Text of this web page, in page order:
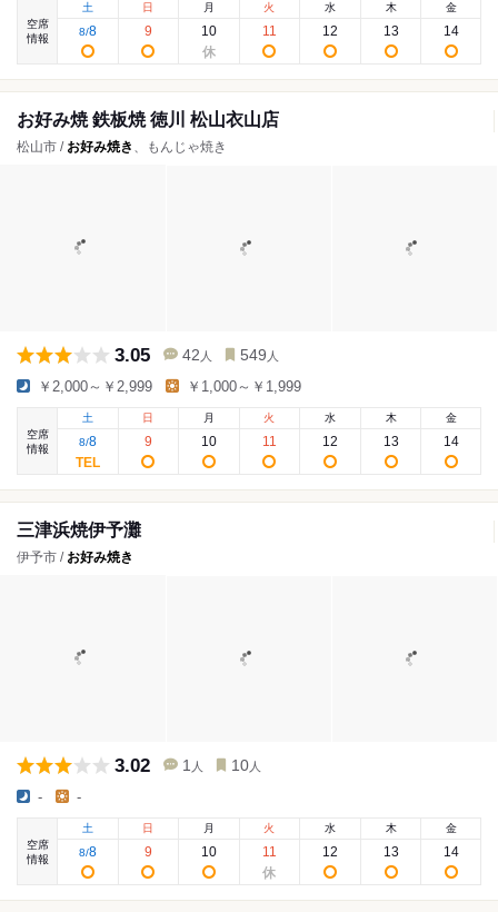
空席
情報
土
8/8
日
9
月
10
火
11
水
12
木
13
金
14
お好み焼 鉄板焼 徳川 松山衣山店
松山市 / お好み焼き 、もんじゃ焼き
3.05 42 人 549 人
￥2,000～￥2,999 ￥1,000～￥1,999
空席
情報
土
8/8
日
9
月
10
火
11
水
12
木
13
金
14
三津浜焼伊予灘
伊予市 / お好み焼き
3.02 1 人 10 人
- -
空席
情報
土
8/8
日
9
月
10
火
11
水
12
木
13
金
14